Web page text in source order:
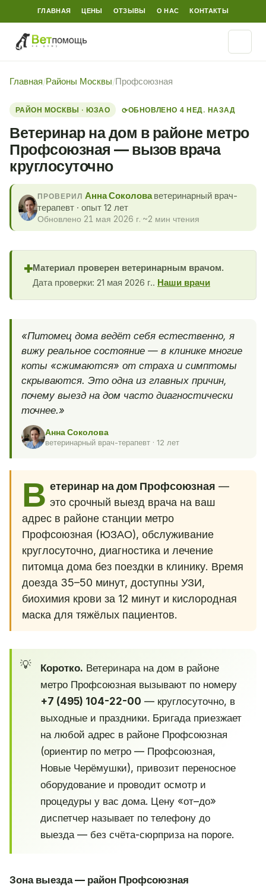
ГЛАВНАЯ ЦЕНЫ ОТЗЫВЫ О НАС КОНТАКТЫ
Главная/Районы Москвы/Профсоюзная
РАЙОН МОСКВЫ · ЮЗАО ⟳ОБНОВЛЕНО 4 НЕД. НАЗАД
Ветеринар на дом в районе метро
Профсоюзная — вызов врача
круглосуточно
ПРОВЕРИЛ Анна Соколоваветеринарный врач-
терапевт · опыт 12 лет
Обновлено 21 мая 2026 г. ~2 мин чтения
✚Материал проверен ветеринарным врачом.
Дата проверки: 21 мая 2026 г.. Наши врачи
«Питомец дома ведёт себя естественно, я
вижу реальное состояние — в клинике многие
коты «сжимаются» от страха и симптомы
скрываются. Это одна из главных причин,
почему выезд на дом часто диагностически
точнее.»
Анна Соколова
ветеринарный врач-терапевт · 12 лет
В етеринар на дом Профсоюзная —
это срочный выезд врача на ваш
адрес в районе станции метро
Профсоюзная (ЮЗАО), обслуживание
круглосуточно, диагностика и лечение
питомца дома без поездки в клинику. Время
доезда 35–50 минут, доступны УЗИ,
биохимия крови за 12 минут и кислородная
маска для тяжёлых пациентов.
Коротко. Ветеринара на дом в районе
метро Профсоюзная вызывают по номеру
+7 (495) 104-22-00 — круглосуточно, в
выходные и праздники. Бригада приезжает
на любой адрес в районе Профсоюзная
(ориентир по метро — Профсоюзная,
Новые Черёмушки), привозит переносное
оборудование и проводит осмотр и
процедуры у вас дома. Цену «от–до»
диспетчер называет по телефону до
выезда — без счёта-сюрприза на пороге.
Зона выезда — район Профсоюзная